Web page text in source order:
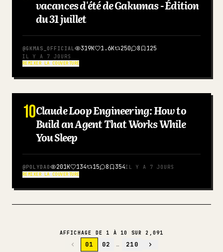
vacances d'été de Gakumas - Édition
du 31 juillet
@GKMAS_OFFICIAL 319K 1.6K 250 8 125
IL Y A 7 JOURS
REMIXER LA COUVERTURE
10Claude Loop Engineering: How to
Build an Agent That Works While
You Sleep
@POLYDAO 201K 134 15 8 354IL Y A 7 JOURS
REMIXER LA COUVERTURE
AFFICHAGE DE 1 À 10 SUR 2,091
01 02 … 210